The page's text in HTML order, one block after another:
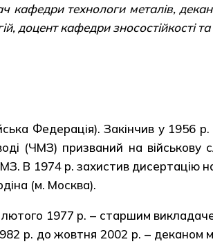
кафедри технологи металів,
доцент кафедри зносостійкості
Федерація). Закінчив у
(ЧМЗ) призваний на військову
В 1974 р. захистив
(м. Москва).
1977 р. – старшим
р. до жовтня 2002 р. –